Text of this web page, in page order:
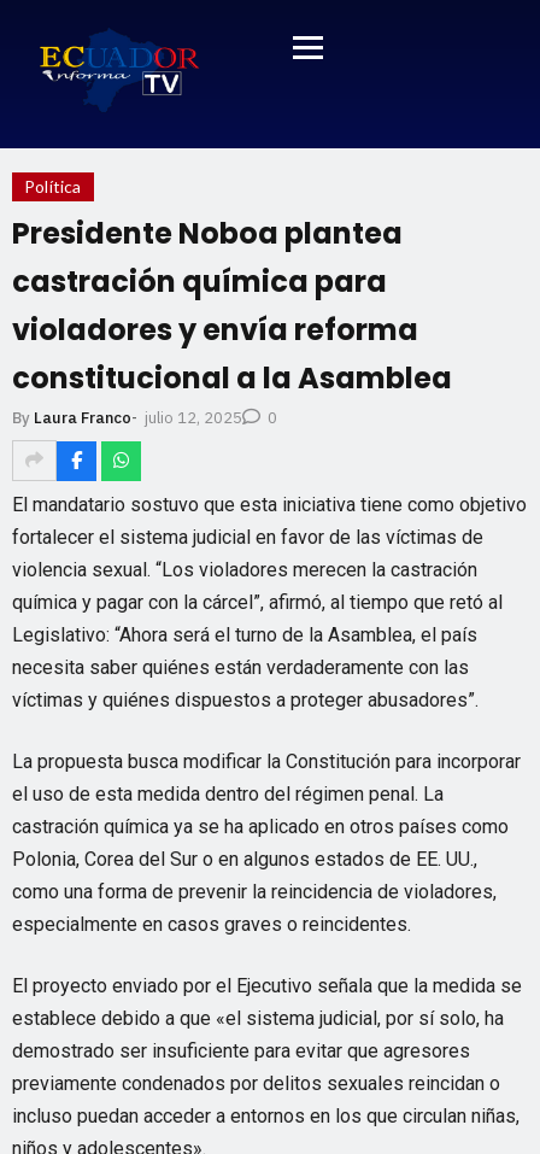
Política
Presidente Noboa plantea
castración química para
violadores y envía reforma
constitucional a la Asamblea
By Laura Franco- julio 12, 2025 0
El mandatario sostuvo que esta iniciativa tiene como objetivo
fortalecer el sistema judicial en favor de las víctimas de
violencia sexual. “Los violadores merecen la castración
química y pagar con la cárcel”, afirmó, al tiempo que retó al
Legislativo: “Ahora será el turno de la Asamblea, el país
necesita saber quiénes están verdaderamente con las
víctimas y quiénes dispuestos a proteger abusadores”.
La propuesta busca modificar la Constitución para incorporar
el uso de esta medida dentro del régimen penal. La
castración química ya se ha aplicado en otros países como
Polonia, Corea del Sur o en algunos estados de EE. UU.,
como una forma de prevenir la reincidencia de violadores,
especialmente en casos graves o reincidentes.
El proyecto enviado por el Ejecutivo señala que la medida se
establece debido a que «el sistema judicial, por sí solo, ha
demostrado ser insuficiente para evitar que agresores
previamente condenados por delitos sexuales reincidan o
incluso puedan acceder a entornos en los que circulan niñas,
niños y adolescentes».